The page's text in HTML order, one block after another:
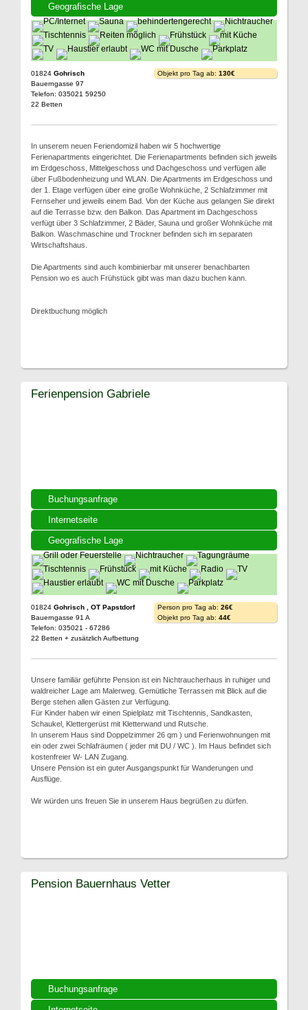
Geografische Lage
01824 Gohrisch
Bauerngasse 97
Telefon: 035021 59250
22 Betten
Objekt pro Tag ab: 130€
In unserem neuen Feriendomizil haben wir 5 hochwertige
Ferienapartments eingerichtet. Die Ferienapartments befinden sich jeweils
im Erdgeschoss, Mittelgeschoss und Dachgeschoss und verfügen alle
über Fußbodenheizung und WLAN. Die Apartments im Erdgeschoss und
der 1. Etage verfügen über eine große Wohnküche, 2 Schlafzimmer mit
Fernseher und jeweils einem Bad. Von der Küche aus gelangen Sie direkt
auf die Terrasse bzw. den Balkon. Das Apartment im Dachgeschoss
verfügt über 3 Schlafzimmer, 2 Bäder, Sauna und großer Wohnküche mit
Balkon. Waschmaschine und Trockner befinden sich im separaten
Wirtschaftshaus.
Die Apartments sind auch kombinierbar mit unserer benachbarten
Pension wo es auch Frühstück gibt was man dazu buchen kann.
Direktbuchung möglich
Buchungsanfrage
Internetseite
Geografische Lage
Ferienpension Gabriele
01824 Gohrisch , OT Papstdorf
Bauerngasse 91 A
Telefon: 035021 - 67286
22 Betten + zusätzlich Aufbettung
Person pro Tag ab: 26€
Objekt pro Tag ab: 44€
Unsere familiär geführte Pension ist ein Nichtraucherhaus in ruhiger und
waldreicher Lage am Malerweg. Gemütliche Terrassen mit Blick auf die
Berge stehen allen Gästen zur Verfügung.
Für Kinder haben wir einen Spielplatz mit Tischtennis, Sandkasten,
Schaukel, Klettergerüst mit Kletterwand und Rutsche.
In unserem Haus sind Doppelzimmer 26 qm ) und Ferienwohnungen mit
ein oder zwei Schlafräumen ( jeder mit DU / WC ). Im Haus befindet sich
kostenfreier W- LAN Zugang.
Unsere Pension ist ein guter Ausgangspunkt für Wanderungen und
Ausflüge.
Wir würden uns freuen Sie in unserem Haus begrüßen zu dürfen.
Buchungsanfrage
Pension Bauernhaus Vetter